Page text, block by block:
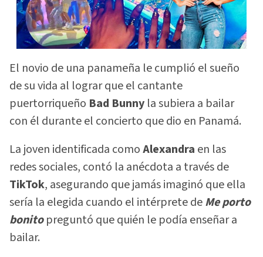
El novio de una panameña le cumplió el sueño
de su vida al lograr que el cantante
puertorriqueño Bad Bunny la subiera a bailar
con él durante el concierto que dio en Panamá.
La joven identificada comoAlexandra en las
redes sociales, contó la anécdota a través de
TikTok, asegurando que jamás imaginó que ella
sería la elegida cuando el intérprete deMe porto
bonitopreguntó que quién le podía enseñar a
bailar.